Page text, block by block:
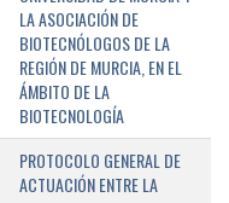
LA ASOCIACIÓN DE
BIOTECNÓLOGOS DE LA
REGIÓN DE MURCIA, EN EL
ÁMBITO DE LA
BIOTECNOLOGÍA
PROTOCOLO GENERAL DE
ACTUACIÓN ENTRE LA